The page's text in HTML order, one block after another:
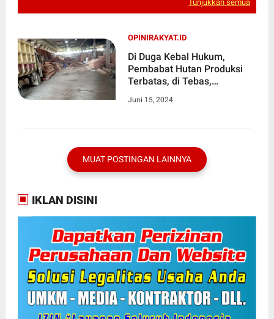
Tunjukkan semua
OPINIRAKYAT.ID
Di Duga Kebal Hukum,
Pembabat Hutan Produksi
Terbatas, di Tebas,
Rugikan
Juni 15, 2024
MUAT POSTINGAN LAINNYA
IKLAN DISINI